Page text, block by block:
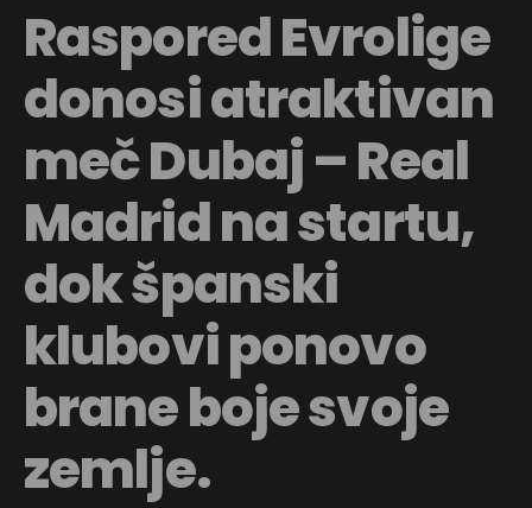
Raspored Evrolige
donosi atraktivan
meč Dubaj – Real
Madrid na startu,
dok španski
klubovi ponovo
brane boje svoje
zemlje.